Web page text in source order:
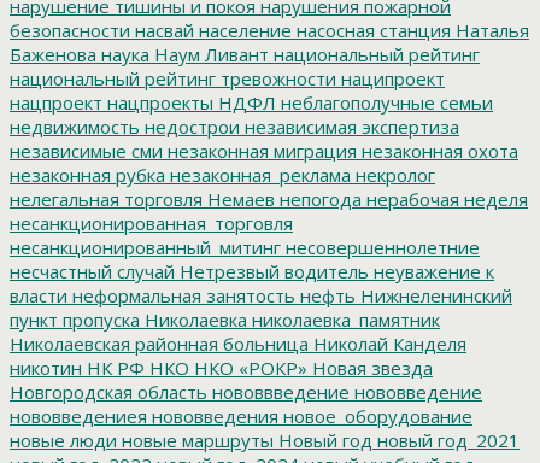
нарушение тишины и покоя нарушения пожарной
безопасности насвай население насосная станция Наталья
Баженова наука Наум Ливант национальный рейтинг
национальный рейтинг тревожности наципроект
нацпроект нацпроекты НДФЛ неблагополучные семьи
недвижимость недострои независимая экспертиза
независимые сми незаконная миграция незаконная охота
незаконная рубка незаконная_реклама некролог
нелегальная торговля Немаев непогода нерабочая неделя
несанкционированная_торговля
несанкционированный_митинг несовершеннолетние
несчастный случай Нетрезвый водитель неуважение к
власти неформальная занятость нефть Нижнеленинский
пункт пропуска Николаевка николаевка_памятник
Николаевская районная больница Николай Канделя
никотин НК РФ НКО НКО «РОКР» Новая звезда
Новгородская область нововвведение нововведение
нововведениея нововведения новое_оборудование
новые люди новые маршруты Новый год новый год_2021